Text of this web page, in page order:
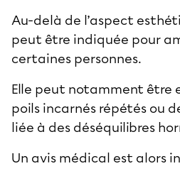
Au-delà de l’aspect
peut être indiquée pour
certaines personnes.
Elle peut notamment être
poils incarnés répétés ou
liée à des déséquilibres
Un avis médical est alors